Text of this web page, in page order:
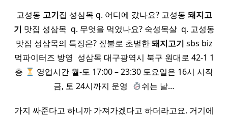
고성동 고기집 성삼목 q. 어디에 갔나요? 고성동 돼지고
기 맛집 성삼목 ​ q. 무엇을 먹었나요? 숙성목살 ​ q. 고성동
맛집 성삼목의 특징은? 짚불로 초벌한돼지고기 sbs biz
먹파이터즈 방영 ​ 성삼목 대구광역시 북구 원대로 42-1 1
층
영업시간 월-토 17:00 – 23:30 토요일은 16시 시작
금, 토 24시까지 운영 ​
쉬는 날…
가지 싸준다고 하니까 가져가겠다고 하더라고요. 거기에